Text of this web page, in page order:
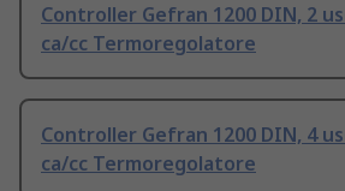
Controller Gefran 1200 DIN, 2
ca/cc Termoregolatore
Controller Gefran 1200 DIN, 4
ca/cc Termoregolatore